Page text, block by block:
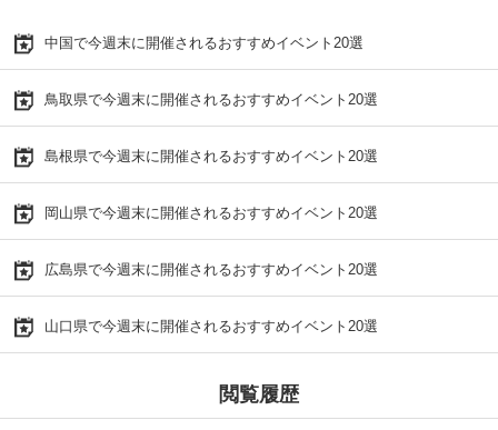
中国で今週末に開催されるおすすめイベント20選
鳥取県で今週末に開催されるおすすめイベント20選
島根県で今週末に開催されるおすすめイベント20選
岡山県で今週末に開催されるおすすめイベント20選
広島県で今週末に開催されるおすすめイベント20選
山口県で今週末に開催されるおすすめイベント20選
閲覧履歴